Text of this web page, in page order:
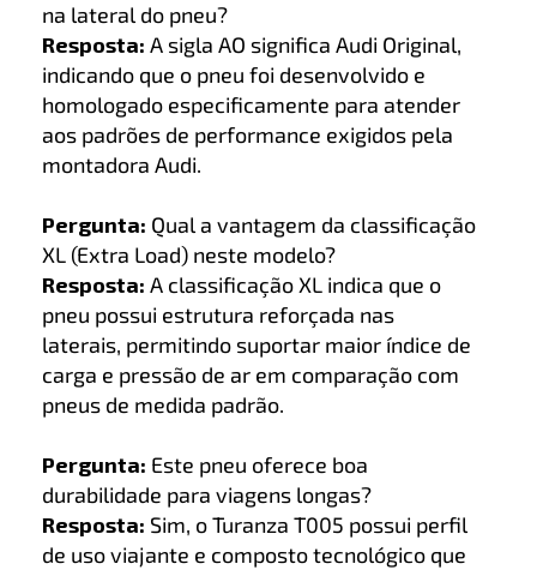
na lateral do pneu?
Resposta: A sigla AO significa Audi Original,
indicando que o pneu foi desenvolvido e
homologado especificamente para atender
aos padrões de performance exigidos pela
montadora Audi.
Pergunta: Qual a vantagem da classificação
XL (Extra Load) neste modelo?
Resposta: A classificação XL indica que o
pneu possui estrutura reforçada nas
laterais, permitindo suportar maior índice de
carga e pressão de ar em comparação com
pneus de medida padrão.
Pergunta: Este pneu oferece boa
durabilidade para viagens longas?
Resposta: Sim, o Turanza T005 possui perfil
de uso viajante e composto tecnológico que